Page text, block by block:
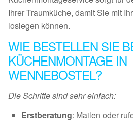
Ihrer Traumküche, damit Sie mit
loslegen können.
WIE BESTELLEN SIE
KÜCHENMONTAGE IN
WENNEBOSTEL?
Die Schritte sind sehr einfach:
Erstberatung: Mailen oder